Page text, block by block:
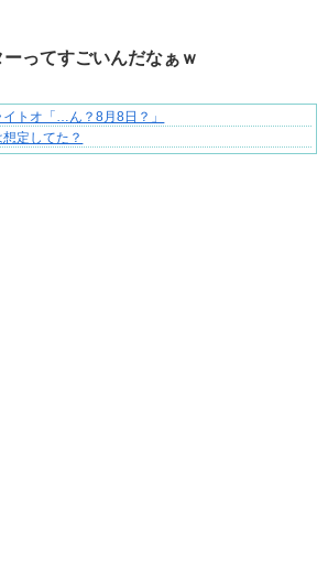
ってすごいんだなぁｗ
づく心とすれ違い
イトオ「…ん？8月8日？」
想定してた？